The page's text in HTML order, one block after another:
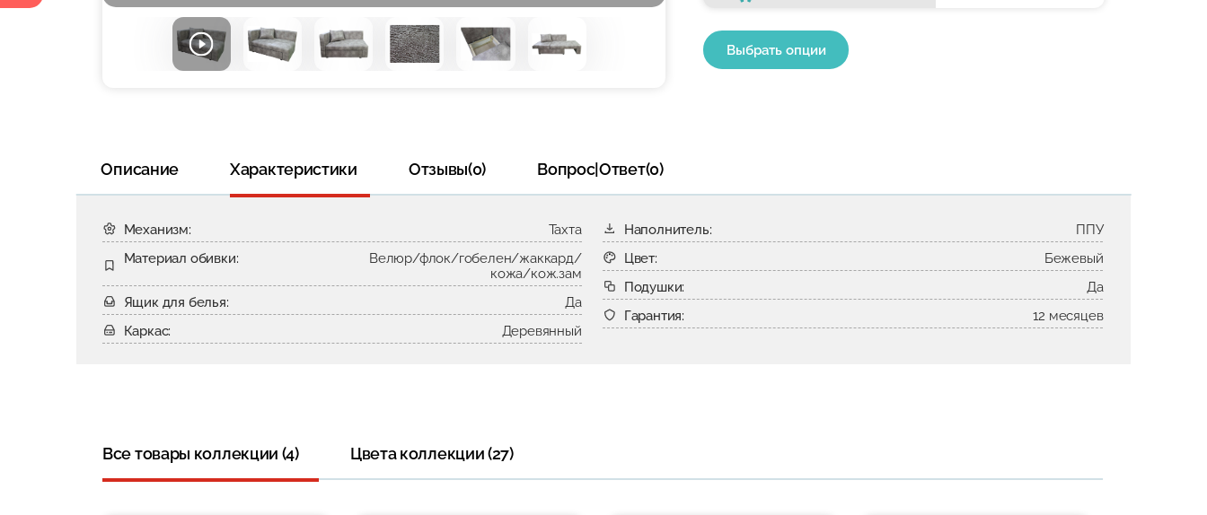
Выбрать опции
Описание Характеристики Отзывы(0) Вопрос|Ответ(0)
Механизм:
Тахта
Материал обивки:
Велюр/флок/гобелен/жаккард/
кожа/кож.зам
Ящик для белья:
Да
Каркас:
Деревянный
Наполнитель:
ППУ
Цвет:
Бежевый
Подушки:
Да
Гарантия:
12 месяцев
Все товары коллекции (4) Цвета коллекции (27)